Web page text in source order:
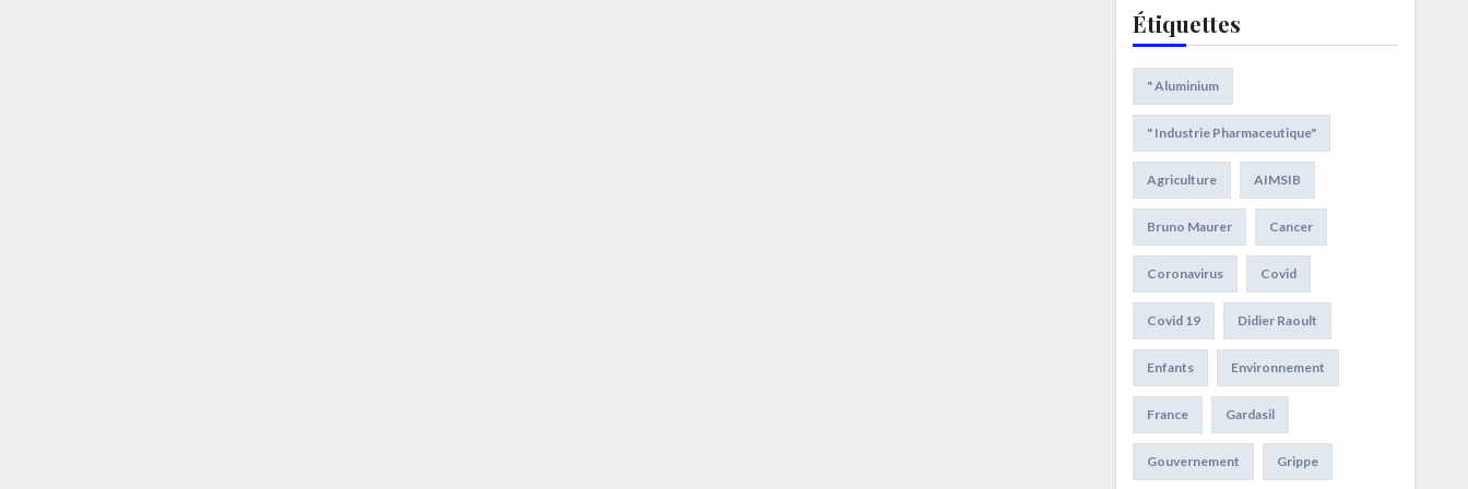
Étiquettes
" Aluminium
" Industrie Pharmaceutique"
Agriculture AIMSIB
Bruno Maurer Cancer
Coronavirus Covid
Covid 19 Didier Raoult
Enfants Environnement
France Gardasil
Gouvernement Grippe